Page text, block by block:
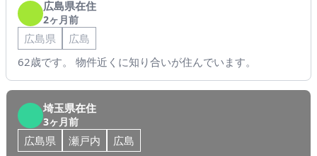
広島県在住
2ヶ月前
広島県
広島
62歳です。 物件近くに知り合いが住んでいます。
埼玉県在住
3ヶ月前
広島県 瀬戸内
広島